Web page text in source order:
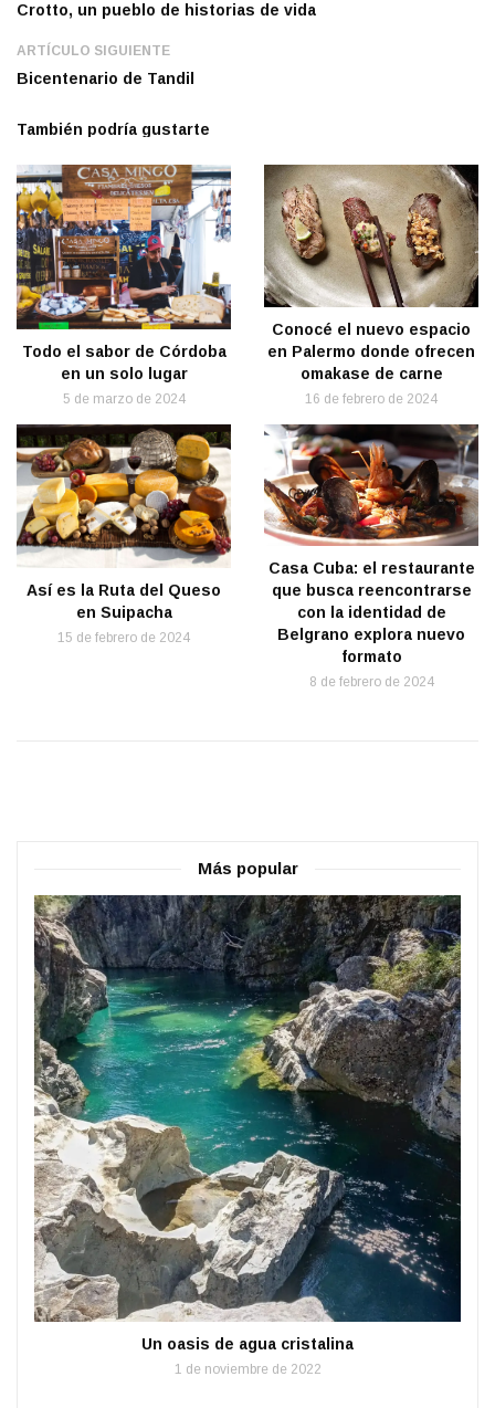
Crotto, un pueblo de historias de vida
ARTÍCULO SIGUIENTE
Bicentenario de Tandil
También podría gustarte
Todo el sabor de Córdoba
en un solo lugar
5 de marzo de 2024
Conocé el nuevo espacio
en Palermo donde ofrecen
omakase de carne
16 de febrero de 2024
Así es la Ruta del Queso
en Suipacha
15 de febrero de 2024
Casa Cuba: el restaurante
que busca reencontrarse
con la identidad de
Belgrano explora nuevo
formato
8 de febrero de 2024
Más popular
Un oasis de agua cristalina
1 de noviembre de 2022